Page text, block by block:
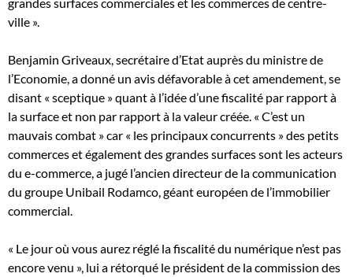
grandes surfaces commerciales et les commerces de centre-
ville ».
Benjamin Griveaux, secrétaire d’Etat auprès du ministre de
l’Economie, a donné un avis défavorable à cet amendement, se
disant « sceptique » quant à l’idée d’une fiscalité par rapport à
la surface et non par rapport à la valeur créée. « C’est un
mauvais combat » car « les principaux concurrents » des petits
commerces et également des grandes surfaces sont les acteurs
du e-commerce, a jugé l’ancien directeur de la communication
du groupe Unibail Rodamco, géant européen de l’immobilier
commercial.
« Le jour où vous aurez réglé la fiscalité du numérique n’est pas
encore venu », lui a rétorqué le président de la commission des